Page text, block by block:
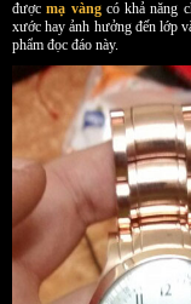
đượcmạ vàngcó khả năng
xước hay ảnh hưởng đến lớp
phẩm đọc đáo này.